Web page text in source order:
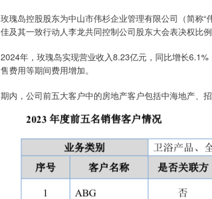
玫瑰岛控股股东为中山市伟杉企业管理有限公司（简称
佳及其一致行动人李龙共同控制公司股东大会表决权比例
2024年，玫瑰岛实现营业收入8.23亿元，同比增长
售费用等期间费用增加。
期内，公司前五大客户中的房地产客户包括中海地产、招